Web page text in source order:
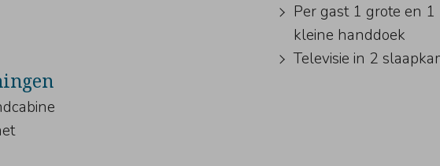
Per gast 1 grote en 1
kleine handdoek
Televisie in 2